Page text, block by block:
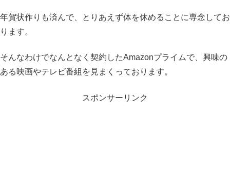
年賀状作りも済んで、とりあえず体を休めることに専念してお
ります。
そんなわけでなんとなく契約したAmazonプライムで、興味の
ある映画やテレビ番組を見まくっております。
スポンサーリンク